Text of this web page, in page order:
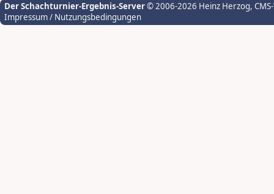
Der Schachturnier-Ergebnis-Server© 2006-2026 Heinz Herzog,
Impressum / Nutzungsbedingungen